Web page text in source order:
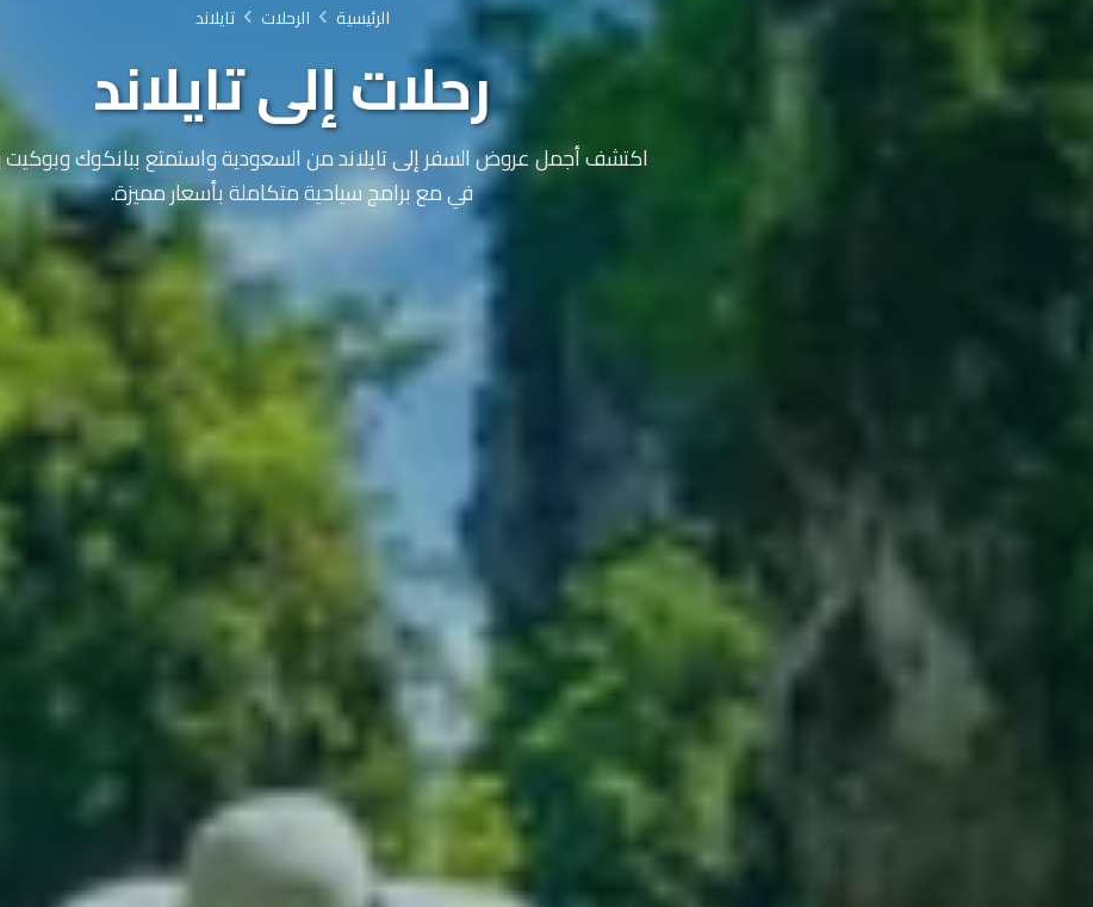
الرئيسية الرحلات تايلاند
رحلات إلى تايلاند
اكتشف أجمل عروض السفر إلى تايلاند من السعودية واستمتع ببانكوك
في مع برامج سياحية متكاملة بأسعار مميزة.